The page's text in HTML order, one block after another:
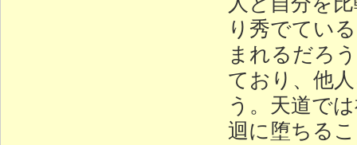
り秀でてい
まれるだろ
ており、他
う。天道で
迴に堕ちる